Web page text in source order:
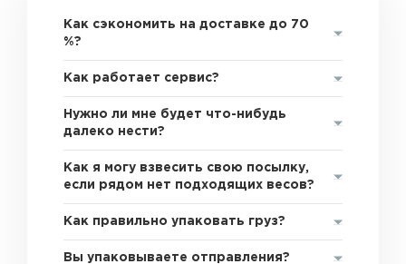
Как сэкономить на доставке до 70
%?
Как работает сервис?
Нужно ли мне будет что-нибудь
далеко нести?
Как я могу взвесить свою посылку,
если рядом нет подходящих весов?
Как правильно упаковать груз?
Вы упаковываете отправления?